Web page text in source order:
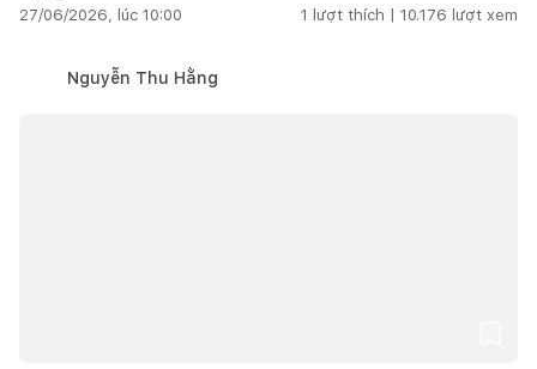
27/06/2026, lúc 10:00 1 lượt thích | 10.176 lượt xem
Nguyễn Thu Hằng